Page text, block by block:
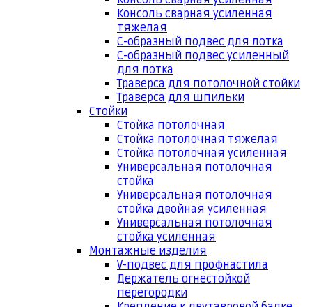
Консоль сварная усиленная
тяжелая
С-образный подвес для лотка
С-образный подвес усиленный
для лотка
Траверса для потолочной стойки
Траверса для шпильки
Стойки
Стойка потолочная
Стойка потолочная тяжелая
Стойка потолочная усиленная
Универсальная потолочная
стойка
Универсальная потолочная
стойка двойная усиленная
Универсальная потолочная
стойка усиленная
Монтажные изделия
V-подвес для профнастила
Держатель огнестойкой
перегородки